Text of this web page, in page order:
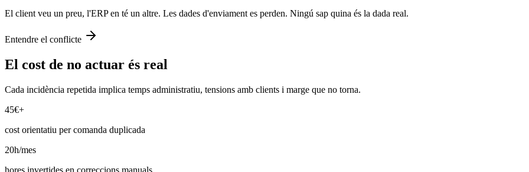
El client veu un preu, l'ERP en té un altre. Les dades d'enviament es perden. Ningú sap quina és la dada real.
Entendre el conflicte
El cost de no actuar és real
Cada incidència repetida implica temps administratiu, tensions amb clients i marge que no torna.
45€+
cost orientatiu per comanda duplicada
20h/mes
hores invertides en correccions manuals